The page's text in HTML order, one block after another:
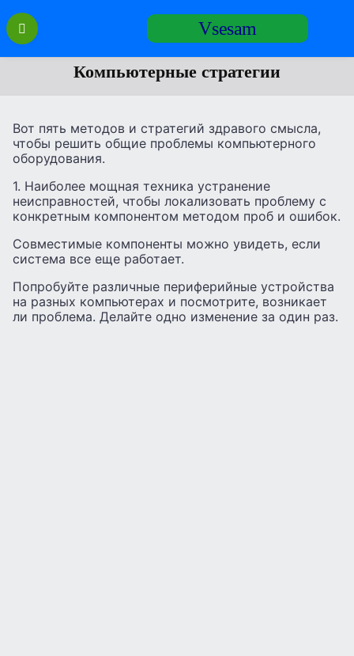
Перейти
содержанию
Vsesam
Компьютерные стратегии
Вот пять методов и стратегий здравого смысла,
чтобы решить общие проблемы компьютерного
оборудования.
1. Наиболее мощная техника устранение
неисправностей, чтобы локализовать проблему с
конкретным компонентом методом проб и ошибок.
Совместимые компоненты можно увидеть, если
система все еще ​​работает.
Попробуйте различные периферийные устройства
на разных компьютерах и посмотрите, возникает
ли проблема. Делайте одно изменение за один раз.